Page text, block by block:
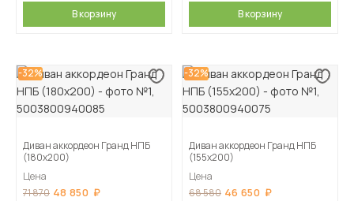
В корзину В корзину
-32%
Диван аккордеон Гранд НПБ
(180х200)
Цена
71 870 48 850
-32%
Диван аккордеон Гранд НПБ
(155х200)
Цена
68 580 46 650